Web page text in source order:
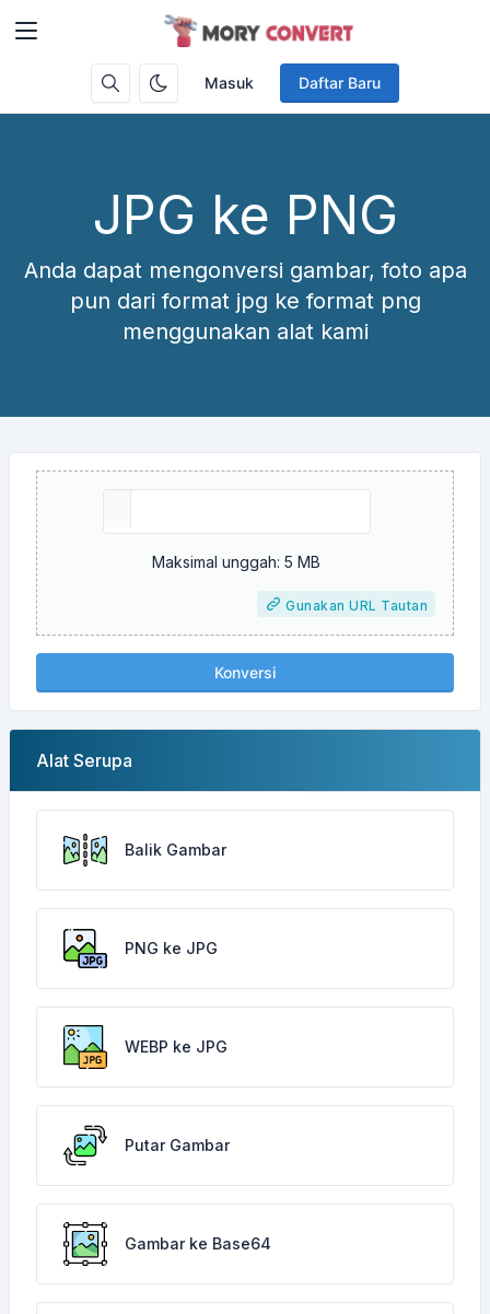
Masuk Daftar Baru
JPG ke PNG
Anda dapat mengonversi gambar, foto apa
pun dari format jpg ke format png
menggunakan alat kami
Maksimal unggah: 5 MB
Gunakan URL Tautan
Konversi
Alat Serupa
Balik Gambar
PNG ke JPG
WEBP ke JPG
Putar Gambar
Gambar ke Base64